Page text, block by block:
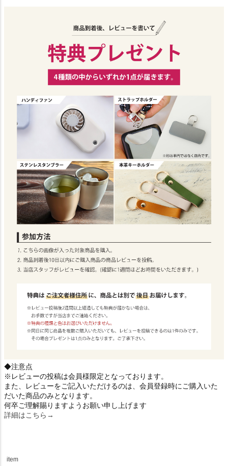
◆注意点
※レビューの投稿は会員様限定となっております。
また、レビューをご記入いただけるのは、会員登録時にご購入いた
だいた商品のみとなります。
何卒ご理解賜りますようお願い申し上げます
詳細はこちら→
item